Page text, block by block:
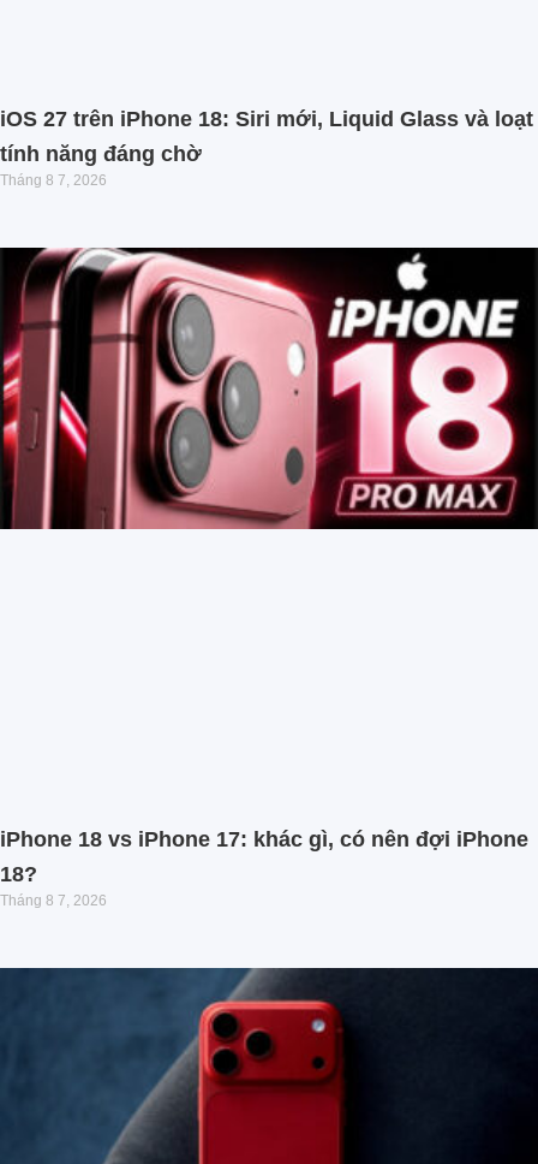
iOS 27 trên iPhone 18: Siri mới, Liquid Glass và loạt
tính năng đáng chờ
Tháng 8 7, 2026
iPhone 18 vs iPhone 17: khác gì, có nên đợi iPhone
18?
Tháng 8 7, 2026